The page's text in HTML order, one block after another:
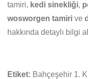
tamiri, kedi sinekliği,
wosworgen tamiri ve
hakkında detaylı bilgi
Etiket: Bahçeşehir 1.